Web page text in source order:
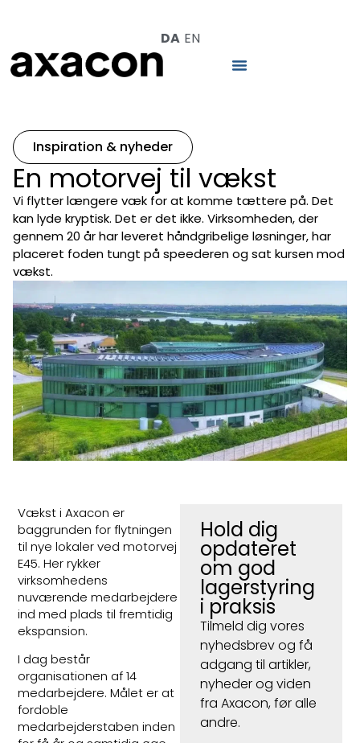
DA EN
Inspiration & nyheder
En motorvej til vækst
Vi flytter længere væk for at komme tættere på. Det
kan lyde kryptisk. Det er det ikke. Virksomheden, der
gennem 20 år har leveret håndgribelige løsninger, har
placeret foden tungt på speederen og sat kursen mod
vækst.
Vækst i Axacon er
baggrunden for flytningen
til nye lokaler ved motorvej
E45. Her rykker
virksomhedens
nuværende medarbejdere
ind med plads til fremtidig
ekspansion.
I dag består
organisationen af 14
medarbejdere. Målet er at
fordoble
medarbejderstaben inden
Hold dig
opdateret
om god
lagerstyring
i praksis
Tilmeld dig vores
nyhedsbrev og få
adgang til artikler,
nyheder og viden
fra Axacon, før alle
andre.